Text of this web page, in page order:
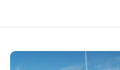
Alle Fotos